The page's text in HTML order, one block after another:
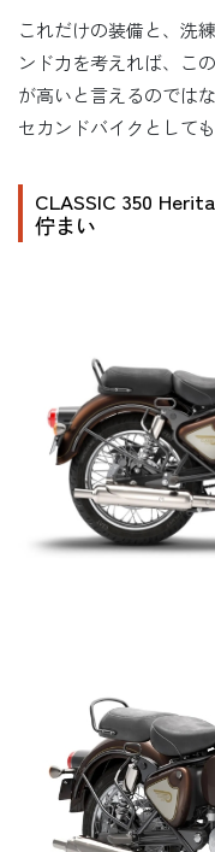
これだけの装備と、洗
ンド力を考えれば、こ
が高いと言えるのでは
セカンドバイクとして
CLASSIC 350
佇まい